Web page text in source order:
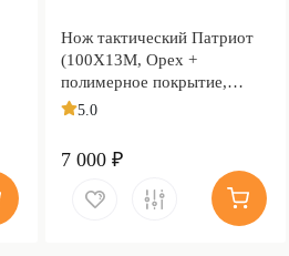
Нож тактический Патриот
(100Х13М, Орех +
полимерное покрытие,
Металлический)
5.0
7 000 ₽